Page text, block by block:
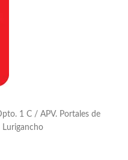
1 C / APV. Portales de
Lurigancho